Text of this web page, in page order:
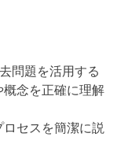
問題を活用する
念を正確に理解
セスを簡潔に説